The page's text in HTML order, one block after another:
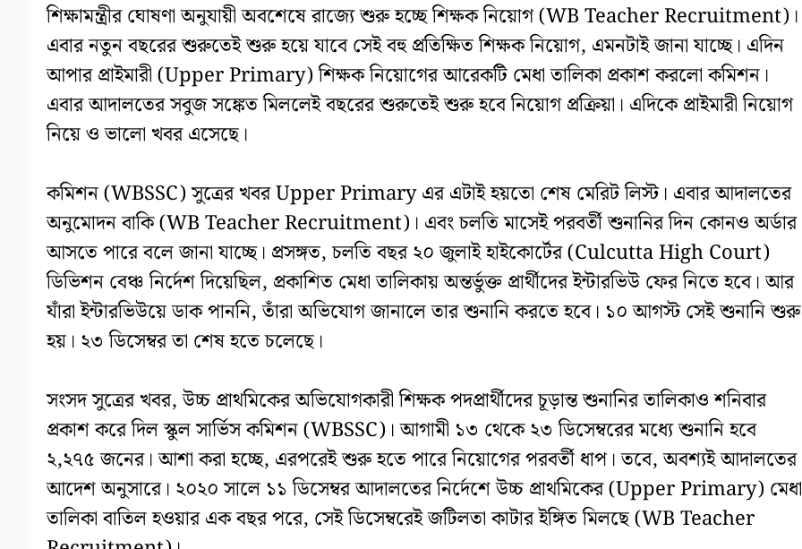
শিক্ষামন্ত্রীর ঘোষণা অনুযায়ী অবশেষে রাজ্যে শুরু হচ্ছে শিক্ষক নিয়োগ (WB Teacher Recruitment)।
এবার নতুন বছরের শুরুতেই শুরু হয়ে যাবে সেই বহু প্রতিক্ষিত শিক্ষক নিয়োগ, এমনটাই জানা যাচ্ছে। এদিন
আপার প্রাইমারী (Upper Primary) শিক্ষক নিয়োগের আরেকটি মেধা তালিকা প্রকাশ করলো কমিশন।
এবার আদালতের সবুজ সঙ্কেত মিললেই বছরের শুরুতেই শুরু হবে নিয়োগ প্রক্রিয়া। এদিকে প্রাইমারী নিয়োগ
নিয়ে ও ভালো খবর এসেছে।
কমিশন (WBSSC) সুত্রের খবর Upper Primary এর এটাই হয়তো শেষ মেরিট লিস্ট। এবার আদালতের
অনুমোদন বাকি (WB Teacher Recruitment)। এবং চলতি মাসেই পরবর্তী শুনানির দিন কোনও অর্ডার
আসতে পারে বলে জানা যাচ্ছে। প্রসঙ্গত, চলতি বছর ২০ জুলাই হাইকোর্টের (Culcutta High Court)
ডিভিশন বেঞ্চ নির্দেশ দিয়েছিল, প্রকাশিত মেধা তালিকায় অন্তর্ভুক্ত প্রার্থীদের ইন্টারভিউ ফের নিতে হবে। আর
যাঁরা ইন্টারভিউয়ে ডাক পাননি, তাঁরা অভিযোগ জানালে তার শুনানি করতে হবে। ১০ আগস্ট সেই শুনানি শুরু
হয়। ২৩ ডিসেম্বর তা শেষ হতে চলেছে।
সংসদ সুত্রের খবর, উচ্চ প্রাথমিকের অভিযোগকারী শিক্ষক পদপ্রার্থীদের চূড়ান্ত শুনানির তালিকাও শনিবার
প্রকাশ করে দিল স্কুল সার্ভিস কমিশন (WBSSC)। আগামী ১৩ থেকে ২৩ ডিসেম্বরের মধ্যে শুনানি হবে
২,২৭৫ জনের। আশা করা হচ্ছে, এরপরেই শুরু হতে পারে নিয়োগের পরবর্তী ধাপ। তবে, অবশ্যই আদালতের
আদেশ অনুসারে। ২০২০ সালে ১১ ডিসেম্বর আদালতের নির্দেশে উচ্চ প্রাথমিকের (Upper Primary) মেধা
তালিকা বাতিল হওয়ার এক বছর পরে, সেই ডিসেম্বরেই জটিলতা কাটার ইঙ্গিত মিলছে (WB Teacher